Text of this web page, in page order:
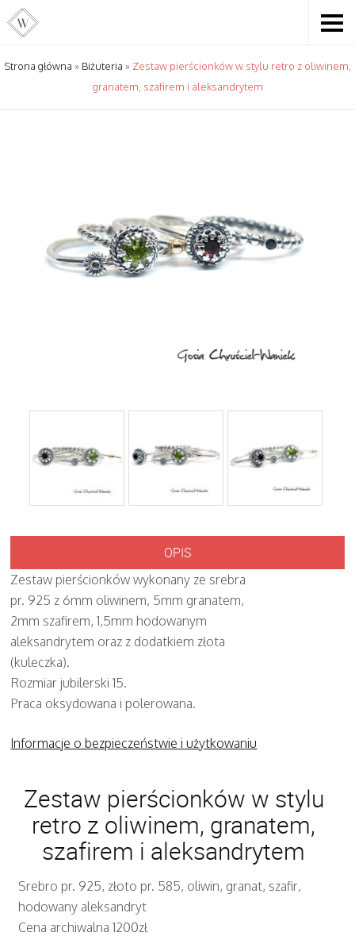
Strona główna » Biżuteria » Zestaw pierścionków w stylu retro z oliwinem,
granatem, szafirem i aleksandrytem
OPIS
Zestaw pierścionków wykonany ze srebra
pr. 925 z 6mm oliwinem, 5mm granatem,
2mm szafirem, 1,5mm hodowanym
aleksandrytem oraz z dodatkiem złota
(kuleczka).
Rozmiar jubilerski 15.
Praca oksydowana i polerowana.
Informacje o bezpieczeństwie i użytkowaniu
Zestaw pierścionków w stylu
retro z oliwinem, granatem,
szafirem i aleksandrytem
Srebro pr. 925, złoto pr. 585, oliwin, granat, szafir,
hodowany aleksandryt
Cena archiwalna 1200zł